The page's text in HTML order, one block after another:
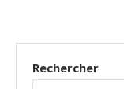
Rechercher